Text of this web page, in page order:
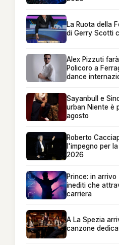
La Ruota della
di Gerry Scotti
Alex Pizzuti
Policoro a
dance
Sayanbull e
urban Niente è
agosto
Roberto
l'impegno per
2026
Prince: in
inediti che
carriera
A La Spezia
canzone